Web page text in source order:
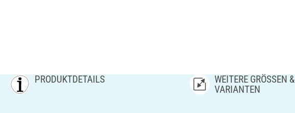
PRODUKTDETAILS
WEITERE GRÖSSEN & V
ARIANTEN